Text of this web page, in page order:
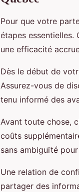
Pour que votre
étapes essentielles.
une efficacité
Dès le début de
Assurez-vous de
tenu informé des
Avant toute chose,
coûts
sans ambiguïté
Une relation de
partager des